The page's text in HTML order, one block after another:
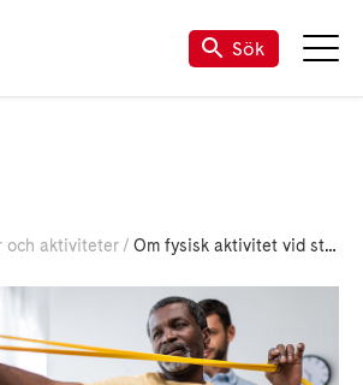
Sök
och aktiviteter Om fysisk aktivitet vid stroke eller tia